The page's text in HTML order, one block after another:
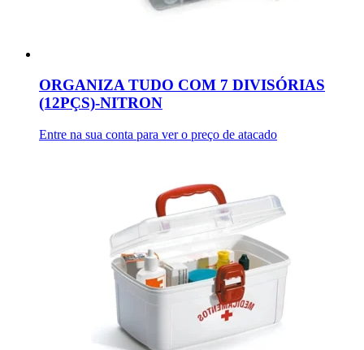
ORGANIZA TUDO COM 7 DIVISÓRIAS
(12PÇS)-NITRON
Entre na sua conta para ver o preço de atacado